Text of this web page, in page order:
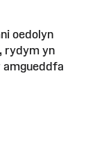
oedolyn
rydym yn
amgueddfa